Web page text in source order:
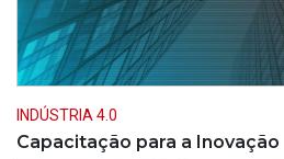
INDÚSTRIA 4.0
Capacitação para a Inovação